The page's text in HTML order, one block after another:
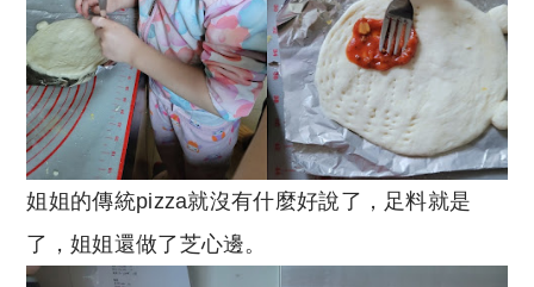
姐姐的傳統pizza就沒有什麼好說了，足料就是
了，姐姐還做了芝心邊。